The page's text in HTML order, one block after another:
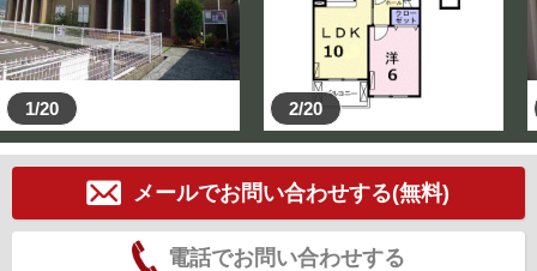
1/20 2/20
メールでお問い合わせする(無料)
電話でお問い合わせする